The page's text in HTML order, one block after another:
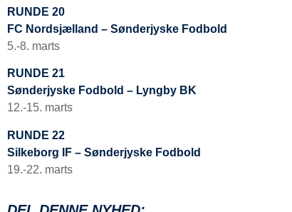
RUNDE 20
FC Nordsjælland – Sønderjyske Fodbold
5.-8. marts
RUNDE 21
Sønderjyske Fodbold – Lyngby BK
12.-15. marts
RUNDE 22
Silkeborg IF – Sønderjyske Fodbold
19.-22. marts